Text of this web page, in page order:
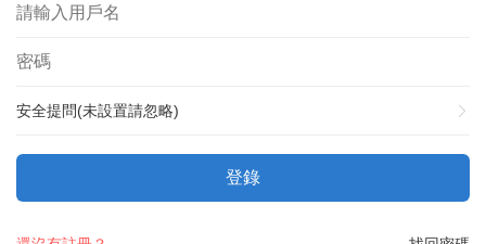
安全提問(未設置請忽略)
登錄